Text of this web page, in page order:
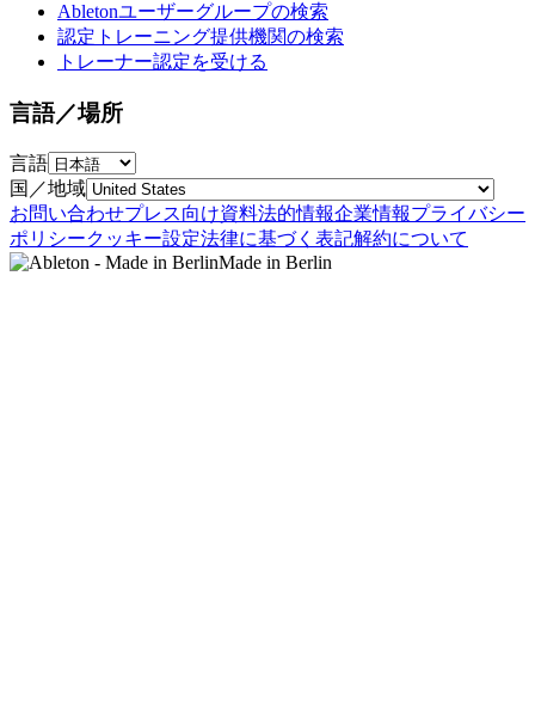
Abletonユーザーグループの検索
認定トレーニング提供機関の検索
トレーナー認定を受ける
言語／場所
言語
国／地域
お問い合わせプレス向け資料法的情報企業情報プライバシー
ポリシークッキー設定法律に基づく表記解約について
Made in Berlin